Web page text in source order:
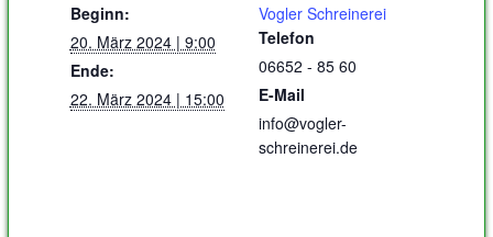
Beginn:
20. März 2024 | 9:00
Ende:
22. März 2024 | 15:00
Vogler Schreinerei
Telefon
06652 - 85 60
E-Mail
info@vogler-
schreinerei.de